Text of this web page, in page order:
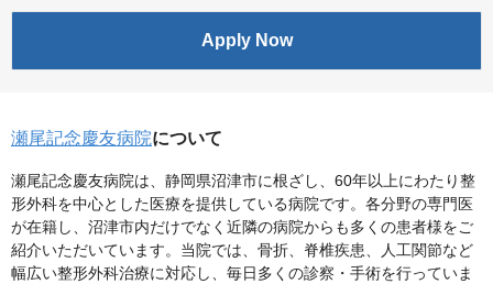
Apply Now
瀬尾記念慶友病院について
瀬尾記念慶友病院は、静岡県沼津市に根ざし、60年以上にわたり整
形外科を中心とした医療を提供している病院です。各分野の専門医
が在籍し、沼津市内だけでなく近隣の病院からも多くの患者様をご
紹介いただいています。当院では、骨折、脊椎疾患、人工関節など
幅広い整形外科治療に対応し、毎日多くの診察・手術を行っていま